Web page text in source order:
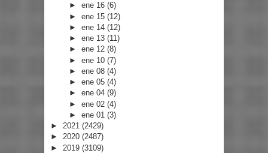
►ene 16(6)
►ene 15(12)
►ene 14(12)
►ene 13(11)
►ene 12(8)
►ene 10(7)
►ene 08(4)
►ene 05(4)
►ene 04(9)
►ene 02(4)
►ene 01(3)
► 2021 (2429)
► 2020 (2487)
► 2019 (3109)